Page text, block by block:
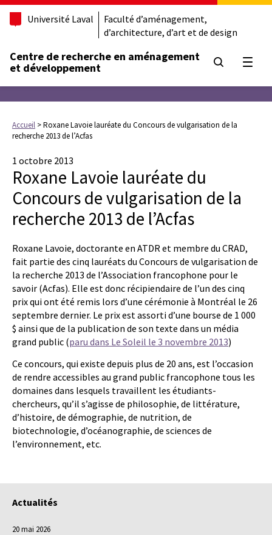
Université Laval
Faculté d’aménagement,
d’architecture, d’art et de design
Centre de recherche en aménagement
et développement
Accueil >Roxane Lavoie lauréate du Concours de vulgarisation de la
recherche 2013 de l’Acfas
1 octobre 2013
Roxane Lavoie lauréate du
Concours de vulgarisation de la
recherche 2013 de l’Acfas
Roxane Lavoie, doctorante en ATDR et membre du CRAD,
fait partie des cinq lauréats du Concours de vulgarisation de
la recherche 2013 de l’Association francophone pour le
savoir (Acfas). Elle est donc récipiendaire de l’un des cinq
prix qui ont été remis lors d’une cérémonie à Montréal le 26
septembre dernier. Le prix est assorti d’une bourse de 1 000
$ ainsi que de la publication de son texte dans un média
grand public (paru dans Le Soleil le 3 novembre 2013)
Ce concours, qui existe depuis plus de 20 ans, est l’occasion
de rendre accessibles au grand public francophone tous les
domaines dans lesquels travaillent les étudiants-
chercheurs, qu’il s’agisse de philosophie, de littérature,
d’histoire, de démographie, de nutrition, de
biotechnologie, d’océanographie, de sciences de
l’environnement, etc.
Actualités
20 mai 2026